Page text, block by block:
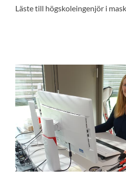
Läste till högskoleingenjör i